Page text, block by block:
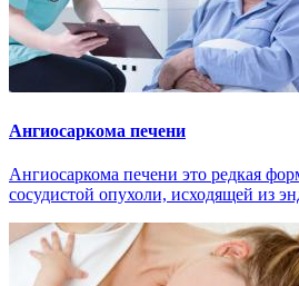
Ангиосаркома печени
Ангиосаркома печени это редкая
сосудистой опухоли, исходящей из